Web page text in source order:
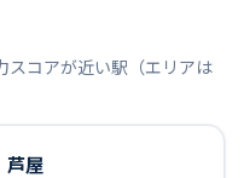
スコアが近い駅（エリアは
芦屋